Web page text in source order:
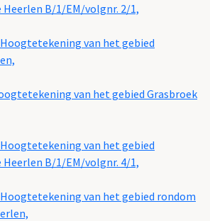
Heerlen B/1/EM/volgnr. 2/1,
van het gebied
van het gebied Grasbroek
van het gebied
Heerlen B/1/EM/volgnr. 4/1,
van het gebied rondom